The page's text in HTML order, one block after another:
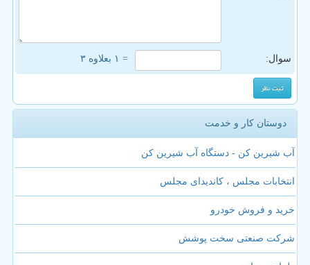
سوال: = ۱ بعلاوه ۳
دوستان کار و خدمت
آب شیرین کن - دستگاه آب شیرین کن
انتخابات مجلس ، کاندیدای مجلس
خرید و فروش خودرو
شرکت صنعتی سخت پوشش